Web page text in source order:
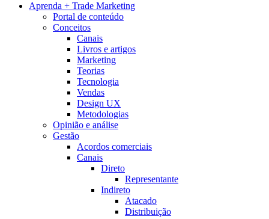
Aprenda + Trade Marketing
Portal de conteúdo
Conceitos
Canais
Livros e artigos
Marketing
Teorias
Tecnologia
Vendas
Design UX
Metodologias
Opinião e análise
Gestão
Acordos comerciais
Canais
Direto
Representante
Indireto
Atacado
Distribuição